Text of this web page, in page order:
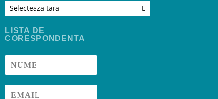
Selecteaza tara
LISTA DE
CORESPONDENTA